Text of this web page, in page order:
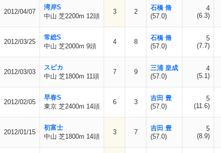
2012/04/07
湾岸S
中山 芝2200m 12頭
3 2
石橋 脩
(57.0)
4
(6.3)
2012/03/25
常総S
中山 芝2000m 9頭
4 8
石橋 脩
(57.0)
5
(7.7)
2012/03/03
スピカ
中山 芝1800m 11頭
7 9
三浦 皇成
(57.0)
4
(5.1)
2012/02/05
早春S
東京 芝2400m 14頭
6 3
吉田 豊
(57.0)
5
(11.6)
2012/01/15
初富士
中山 芝1800m 14頭
3 7
吉田 豊
(57.0)
5
(8.9)